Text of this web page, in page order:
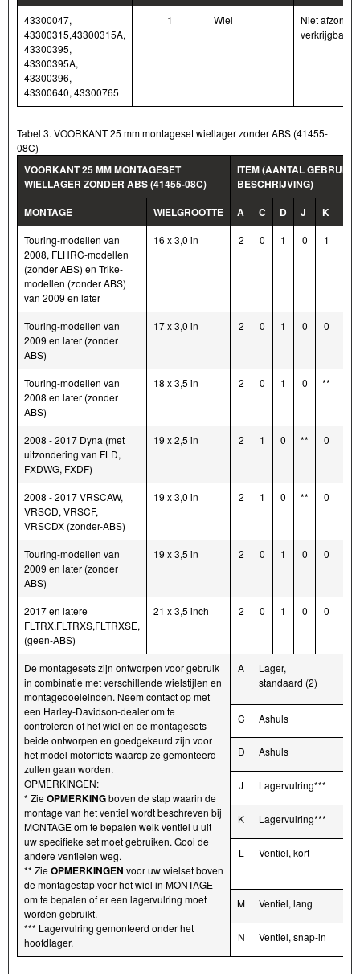
43300047,
43300315,43300315A,
43300395,
43300395A,
43300396,
43300640, 43300765
1 Wiel
Niet
verkrijgbaar
Tabel 3. VOORKANT 25 mm montageset wiellager zonder ABS (41455-
08C)
VOORKANT 25 MM MONTAGESET
WIELLAGER ZONDER ABS (41455-08C)
ITEM (AANTAL GEBRUIKT
BESCHRIJVING)
MONTAGE
WIELGROOTTE A C D J K
Touring-modellen van
2008, FLHRC-modellen
(zonder ABS) en Trike-
modellen (zonder ABS)
van 2009 en later
16 x 3,0 in 2 0 1 0 1
Touring-modellen van
2009 en later (zonder
ABS)
17 x 3,0 in 2 0 1 0 0
Touring-modellen van
2008 en later (zonder
ABS)
18 x 3,5 in 2 0 1 0 **
2008 - 2017 Dyna (met
uitzondering van FLD,
FXDWG, FXDF)
19 x 2,5 in 2 1 0 ** 0
2008 - 2017 VRSCAW,
VRSCD, VRSCF,
VRSCDX (zonder-ABS)
19 x 3,0 in 2 1 0 ** 0
Touring-modellen van
2009 en later (zonder
ABS)
19 x 3,5 in 2 0 1 0 0
2017 en latere
FLTRX,FLTRXS,FLTRXSE,
(geen-ABS)
21 x 3,5 inch 2 0 1 0 0
De montagesets zijn ontworpen voor gebruik
in combinatie met verschillende wielstijlen en
montagedoeleinden. Neem contact op met
een Harley-Davidson-dealer om te
controleren of het wiel en de montagesets
beide ontworpen en goedgekeurd zijn voor
het model motorfiets waarop ze gemonteerd
zullen gaan worden.
OPMERKINGEN:
* ZieOPMERKINGboven de stap waarin de
montage van het ventiel wordt beschreven bij
MONTAGE om te bepalen welk ventiel u uit
uw specifieke set moet gebruiken. Gooi de
andere ventielen weg.
** ZieOPMERKINGEN voor uw wielset boven
de montagestap voor het wiel in MONTAGE
om te bepalen of er een lagervulring moet
worden gebruikt.
*** Lagervulring gemonteerd onder het
hoofdlager.
A
Lager,
standaard (2)
C Ashuls
D Ashuls
J Lagervulring***
K Lagervulring***
L Ventiel, kort
M Ventiel, lang
N Ventiel, snap-in